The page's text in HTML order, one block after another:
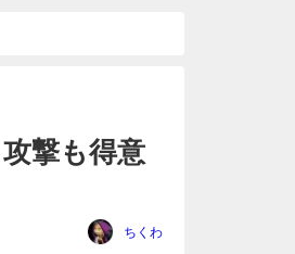
撃も得意
ちくわ